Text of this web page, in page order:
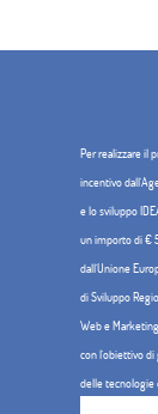
Per realizzare il
incentivo
e lo sviluppo
un importo di €
dall'Unione
di Sviluppo
Web e
con l'obiettivo di
delle tecnologie